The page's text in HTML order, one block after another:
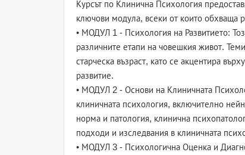
Курсът по Клинична Психология
ключови модула, всеки от които обхваща
• МОДУЛ 1 - Психология на Развитието:
различните етапи на човешкия живот.
старческа възраст, като се акцентира
развитие.
• МОДУЛ 2 - Основи на Клиничната
клиничната психология, включително
норма и патология, клинична
подходи и изследвания в клиничната
• МОДУЛ 3 - Психологична Оценка и